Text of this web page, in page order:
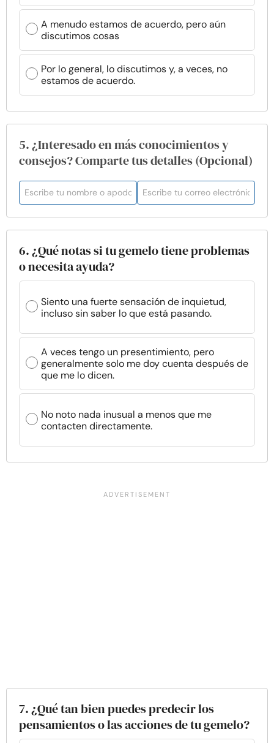
A menudo estamos de acuerdo, pero aún
discutimos cosas
Por lo general, lo discutimos y, a veces, no
estamos de acuerdo.
5. ¿Interesado en más conocimientos y
consejos? Comparte tus detalles (Opcional)
6. ¿Qué notas si tu gemelo tiene problemas
o necesita ayuda?
Siento una fuerte sensación de inquietud,
incluso sin saber lo que está pasando.
A veces tengo un presentimiento, pero
generalmente solo me doy cuenta después de
que me lo dicen.
No noto nada inusual a menos que me
contacten directamente.
7. ¿Qué tan bien puedes predecir los
pensamientos o las acciones de tu gemelo?